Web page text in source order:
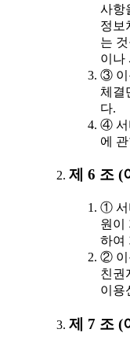
사항
정보
는
이나
③ 이
체결
다.
④ 서
에
제 6 조 (
① 서
원이
하여
② 이
친권
이용
제 7 조 (